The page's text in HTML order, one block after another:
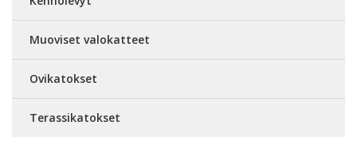
Muoviset valokatteet
Ovikatokset
Terassikatokset